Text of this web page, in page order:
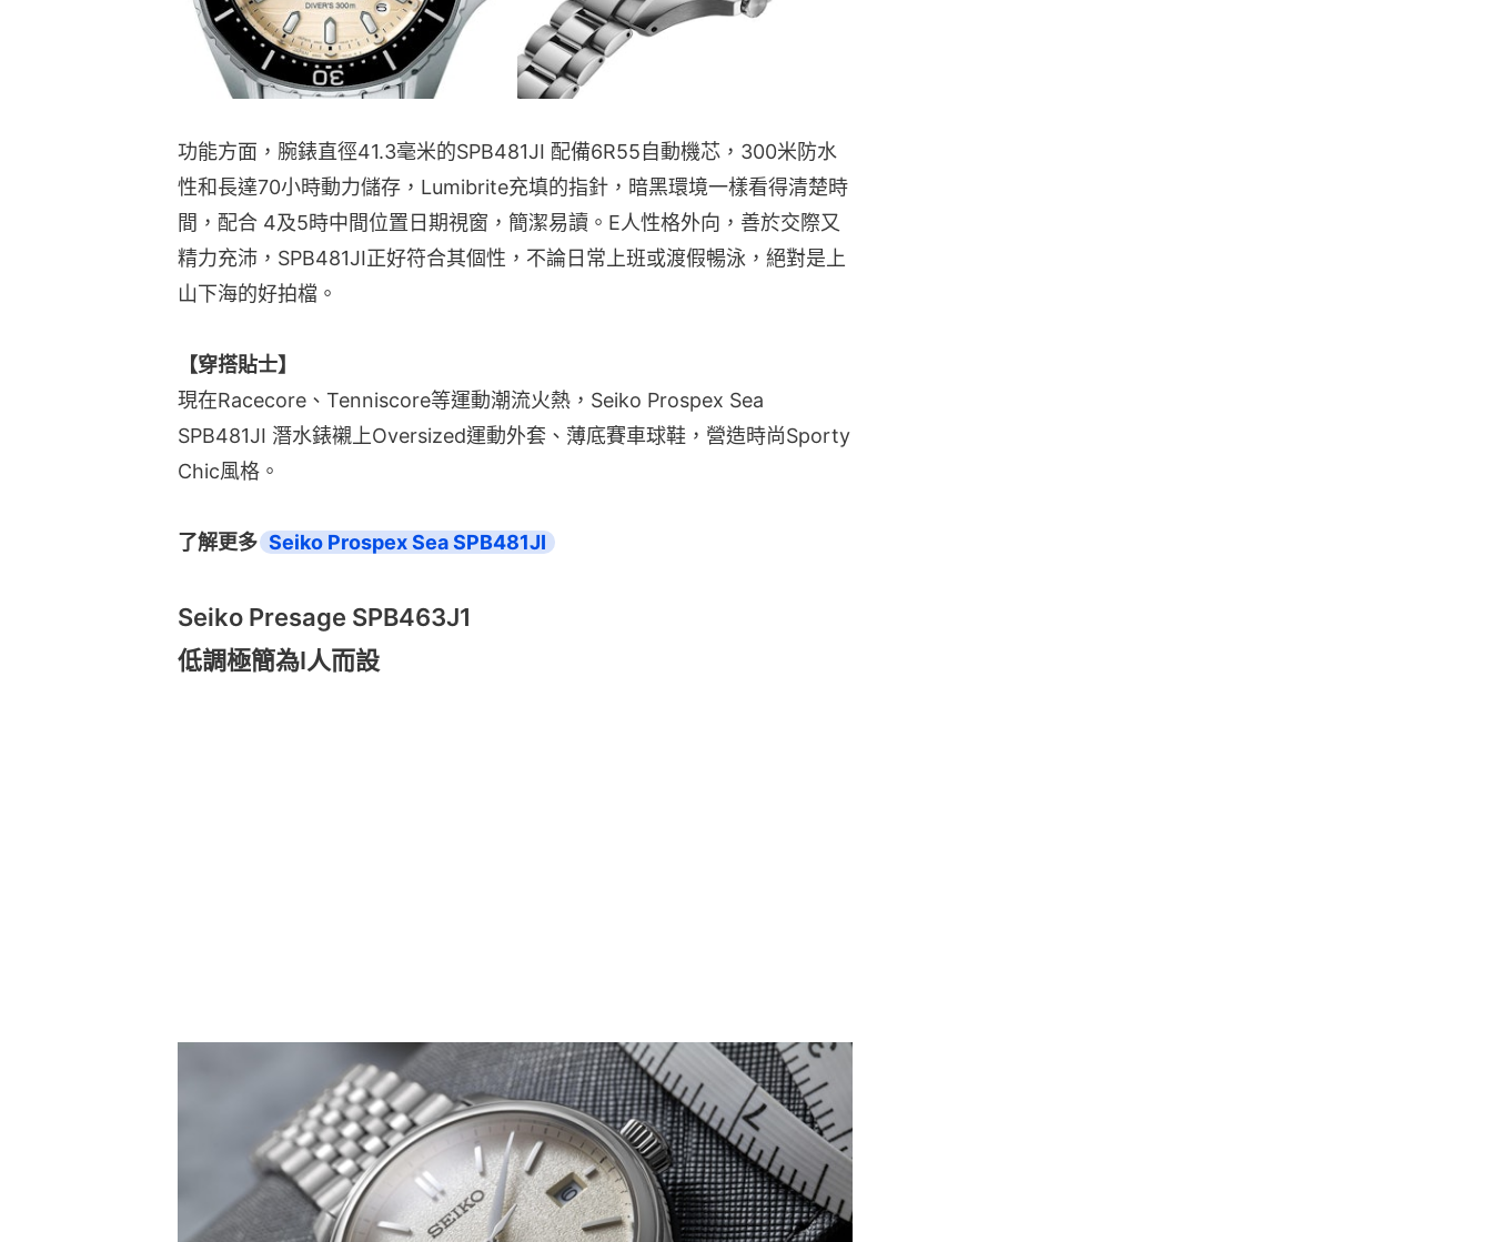
功能方面，腕錶直徑41.3毫米的SPB481JI 配備6R55自動機芯，300米防水
性和長達70小時動力儲存，Lumibrite充填的指針，暗黑環境一樣看得清楚時
間，配合 4及5時中間位置日期視窗，簡潔易讀。E人性格外向，善於交際又
精力充沛，SPB481JI正好符合其個性，不論日常上班或渡假暢泳，絕對是上
山下海的好拍檔。
【穿搭貼士】
現在Racecore、Tenniscore等運動潮流火熱，Seiko Prospex Sea
SPB481JI 潛水錶襯上Oversized運動外套、薄底賽車球鞋，營造時尚Sporty
Chic風格。
了解更多 Seiko Prospex Sea SPB481JI
Seiko Presage SPB463J1
低調極簡為I人而設